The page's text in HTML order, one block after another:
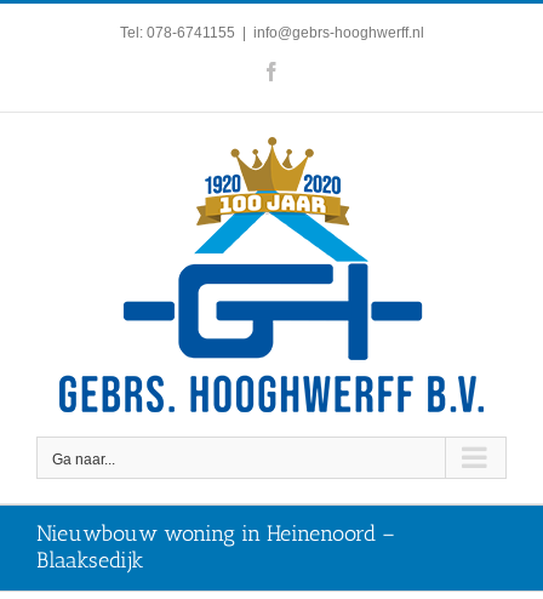
Tel: 078-6741155 info@gebrs-hooghwerff.nl
Ga naar...
Nieuwbouw woning in Heinenoord –
Blaaksedijk